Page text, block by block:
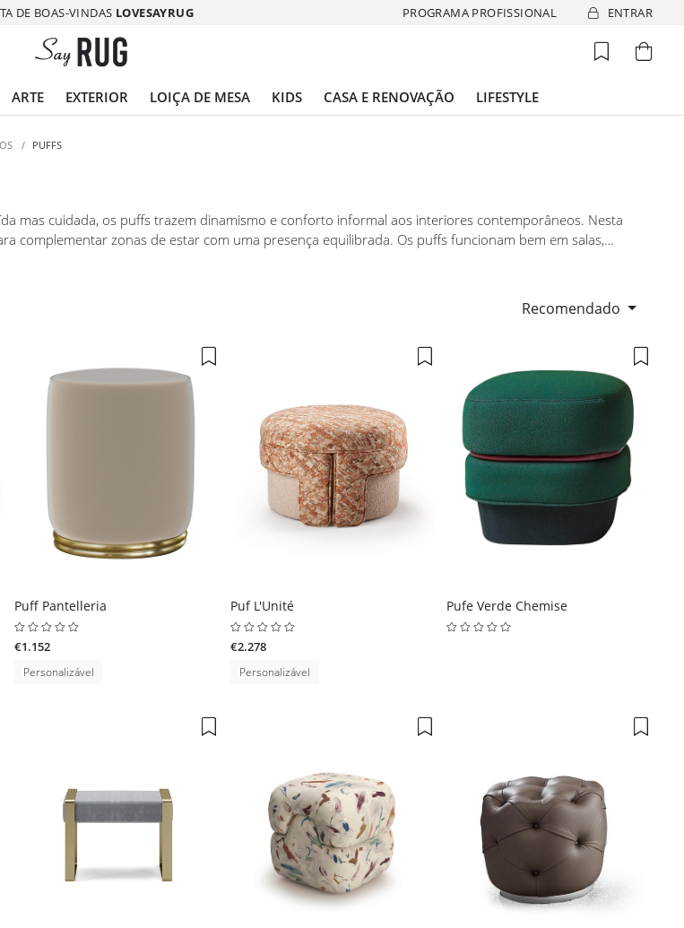
DE BOAS-VINDAS LOVESAYRUG PROGRAMA PROFISSIONAL ENTRAR
ARTE EXTERIOR LOIÇA DE MESA KIDS CASA E RENOVAÇÃO LIFESTYLE
/ PUFFS
mas cuidada, os puffs trazem dinamismo e conforto informal aos interiores contemporâneos. Nesta
complementar zonas de estar com uma presença equilibrada. Os puffs funcionam bem em salas,
soluções práticas com identidade visual forte. Ideais para quem aprecia peças versáteis com
Recomendado
Puff Pantelleria
€1.152
Personalizável
Puf L'Unité
€2.278
Personalizável
Pufe Verde Chemise